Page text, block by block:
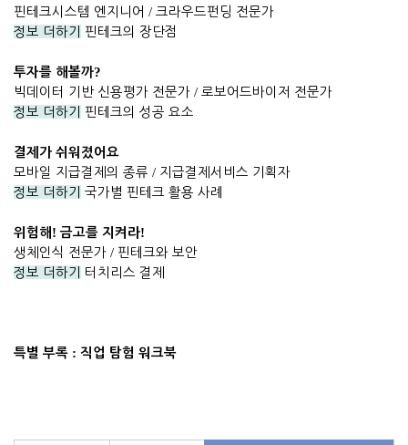
핀테크시스템 엔지니어 / 크라우드펀딩 전문가
정보 더하기
핀테크의 장단점
투자를 해볼까?
빅데이터 기반 신용평가 전문가 / 로보어드바이저 전문가
정보 더하기
핀테크의 성공 요소
결제가 쉬워졌어요
모바일 지급결제의 종류 / 지급결제서비스 기획자
정보 더하기
국가별 핀테크 활용 사례
위험해 ! 금고를 지켜라!
생체인식 전문가 / 핀테크와 보안
정보 더하기
터치리스 결제
특별 부록 : 직업 탐험 워크북